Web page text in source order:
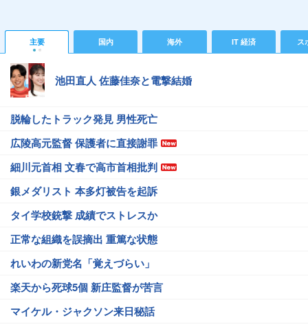
主要 国内 海外 IT 経済 ス
池田直人 佐藤佳奈と電撃結婚
脱輪したトラック発見 男性死亡
広陵高元監督 保護者に直接謝罪
細川元首相 文春で高市首相批判
銀メダリスト 本多灯被告を起訴
タイ学校銃撃 成績でストレスか
正常な組織を誤摘出 重篤な状態
れいわの新党名「覚えづらい」
楽天から死球5個 新庄監督が苦言
マイケル・ジャクソン来日秘話